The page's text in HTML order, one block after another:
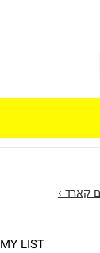
קארד ›
MY LIST